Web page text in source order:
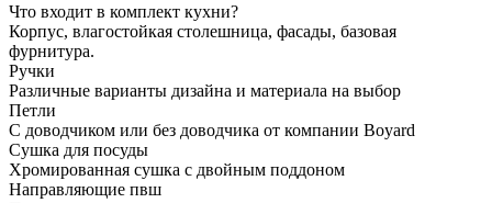
Что входит в комплект кухни?
Корпус, влагостойкая столешница, фасады, базовая
фурнитура.
Ручки
Различные варианты дизайна и материала на выбор
Петли
С доводчиком или без доводчика от компании Boyard
Сушка для посуды
Хромированная сушка с двойным поддоном
Направляющие пвш